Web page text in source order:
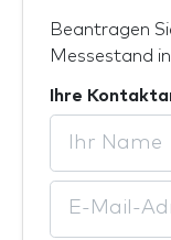
Beantragen
Messestand
Ihre